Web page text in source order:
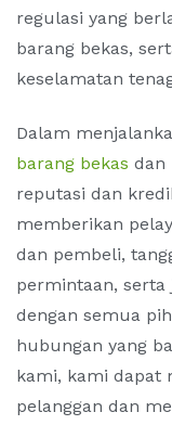
regulasi yang
barang bekas,
keselamatan
Dalam
barang bekas dan
reputasi dan
memberikan
dan pembeli,
permintaan, serta
dengan semua
hubungan yang
kami, kami dapat
pelanggan dan